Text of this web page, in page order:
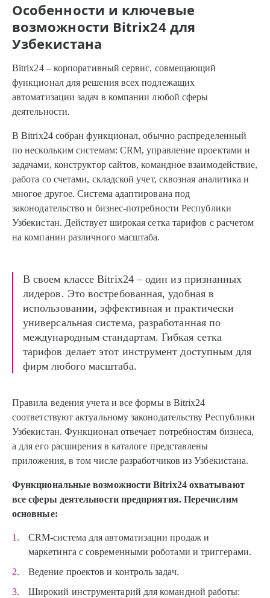
Особенности и ключевые
возможности Bitrix24 для
Узбекистана
Bitrix24 – корпоративный сервис, совмещающий
функционал для решения всех подлежащих
автоматизации задач в компании любой сферы
деятельности.
В Bitrix24 собран функционал, обычно распределенный
по нескольким системам: CRM, управление проектами и
задачами, конструктор сайтов, командное взаимодействие,
работа со счетами, складской учет, сквозная аналитика и
многое другое. Система адаптирована под
законодательство и бизнес-потребности Республики
Узбекистан. Действует широкая сетка тарифов с расчетом
на компании различного масштаба.
В своем классе Bitrix24 – один из признанных
лидеров. Это востребованная, удобная в
использовании, эффективная и практически
универсальная система, разработанная по
международным стандартам. Гибкая сетка
тарифов делает этот инструмент доступным для
фирм любого масштаба.
Правила ведения учета и все формы в Bitrix24
соответствуют актуальному законодательству Республики
Узбекистан. Функционал отвечает потребностям бизнеса,
а для его расширения в каталоге представлены
приложения, в том числе разработчиков из Узбекистана.
Функциональные возможности Bitrix24 охватывают
все сферы деятельности предприятия. Перечислим
основные:
CRM-система для автоматизации продаж и
маркетинга с современными роботами и триггерами.
Ведение проектов и контроль задач.
Широкий инструментарий для командной работы: